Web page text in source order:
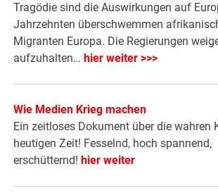
Tragödie sind die Auswirkungen auf
Jahrzehnten überschwemmen
Migranten Europa. Die Regierungen
aufzuhalten… hier weiter >>>
Wie Medien Krieg machen
Ein zeitloses Dokument über die wahren
heutigen Zeit! Fesselnd, hoch spannend,
erschütternd! hier weiter